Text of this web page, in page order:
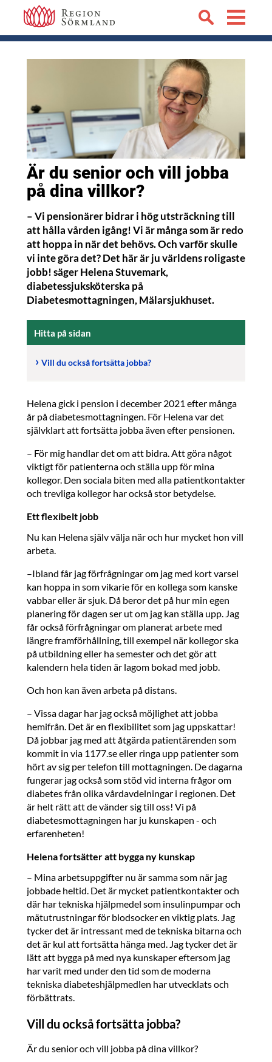
Är du senior och vill jobba
på dina villkor?
– Vi pensionärer bidrar i hög utsträckning till
att hålla vården igång! Vi är många som är redo
att hoppa in när det behövs. Och varför skulle
vi inte göra det? Det här är ju världens roligaste
jobb! säger Helena Stuvemark,
diabetessjuksköterska på
Diabetesmottagningen, Mälarsjukhuset.
Hitta på sidan
Vill du också fortsätta jobba?
Helena gick i pension i december 2021 efter många
år på diabetesmottagningen. För Helena var det
självklart att fortsätta jobba även efter pensionen.
– För mig handlar det om att bidra. Att göra något
viktigt för patienterna och ställa upp för mina
kollegor. Den sociala biten med alla patientkontakter
och trevliga kollegor har också stor betydelse.
Ett flexibelt jobb
Nu kan Helena själv välja när och hur mycket hon vill
arbeta.
–Ibland får jag förfrågningar om jag med kort varsel
kan hoppa in som vikarie för en kollega som kanske
vabbar eller är sjuk. Då beror det på hur min egen
planering för dagen ser ut om jag kan ställa upp. Jag
får också förfrågningar om planerat arbete med
längre framförhållning, till exempel när kollegor ska
på utbildning eller ha semester och det gör att
kalendern hela tiden är lagom bokad med jobb.
Och hon kan även arbeta på distans.
– Vissa dagar har jag också möjlighet att jobba
hemifrån. Det är en flexibilitet som jag uppskattar!
Då jobbar jag med att åtgärda patientärenden som
kommit in via 1177.se eller ringa upp patienter som
hört av sig per telefon till mottagningen. De dagarna
fungerar jag också som stöd vid interna frågor om
diabetes från olika vårdavdelningar i regionen. Det
är helt rätt att de vänder sig till oss! Vi på
diabetesmottagningen har ju kunskapen - och
erfarenheten!
Helena fortsätter att bygga ny kunskap
– Mina arbetsuppgifter nu är samma som när jag
jobbade heltid. Det är mycket patientkontakter och
där har tekniska hjälpmedel som insulinpumpar och
mätutrustningar för blodsocker en viktig plats. Jag
tycker det är intressant med de tekniska bitarna och
det är kul att fortsätta hänga med. Jag tycker det är
lätt att bygga på med nya kunskaper eftersom jag
har varit med under den tid som de moderna
tekniska diabeteshjälpmedlen har utvecklats och
förbättrats.
Vill du också fortsätta jobba?
Är du senior och vill jobba på dina villkor?